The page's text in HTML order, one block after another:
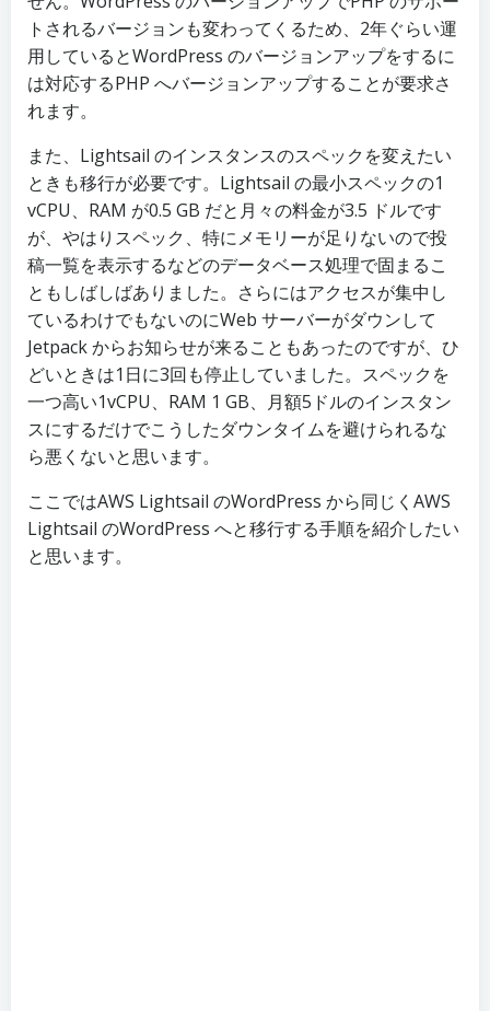
トされるバージョンも変わってくるため、2年ぐらい運
用しているとWordPress のバージョンアップをするに
は対応するPHP へバージョンアップすることが要求さ
れます。
また、Lightsail のインスタンスのスペックを変えたい
ときも移行が必要です。Lightsail の最小スペックの1
vCPU、RAM が0.5 GB だと月々の料金が3.5 ドルです
が、やはりスペック、特にメモリーが足りないので投
稿一覧を表示するなどのデータベース処理で固まるこ
ともしばしばありました。さらにはアクセスが集中し
ているわけでもないのにWeb サーバーがダウンして
Jetpack からお知らせが来ることもあったのですが、ひ
どいときは1日に3回も停止していました。スペックを
一つ高い1vCPU、RAM 1 GB、月額5ドルのインスタン
スにするだけでこうしたダウンタイムを避けられるな
ら悪くないと思います。
ここではAWS Lightsail のWordPress から同じくAWS
Lightsail のWordPress へと移行する手順を紹介したい
と思います。